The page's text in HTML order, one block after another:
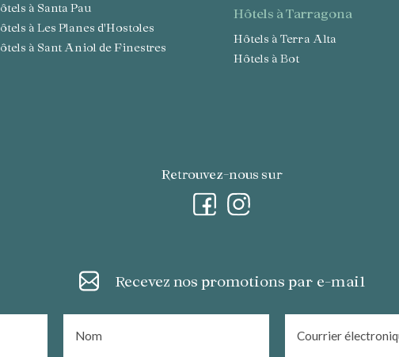
Hôtels à Santa Pau
Hôtels à Les Planes d'Hostoles
Hôtels à Sant Aniol de Finestres
hôtels à Tarragona
Hôtels à Terra Alta
Hôtels à Bot
Retrouvez-nous sur
Recevez nos promotions par e-mail